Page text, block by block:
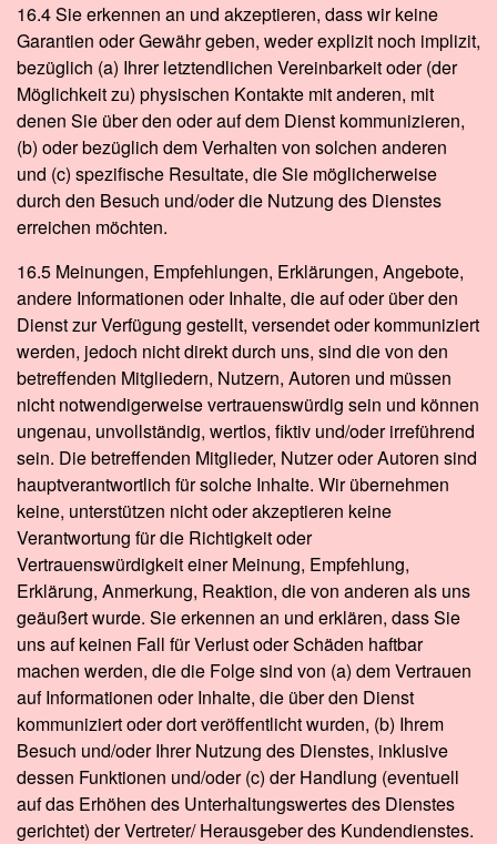
16.4 Sie erkennen an und akzeptieren, dass wir keine
Garantien oder Gewähr geben, weder explizit noch implizit,
bezüglich (a) Ihrer letztendlichen Vereinbarkeit oder (der
Möglichkeit zu) physischen Kontakte mit anderen, mit
denen Sie über den oder auf dem Dienst kommunizieren,
(b) oder bezüglich dem Verhalten von solchen anderen
und (c) spezifische Resultate, die Sie möglicherweise
durch den Besuch und/oder die Nutzung des Dienstes
erreichen möchten.
16.5 Meinungen, Empfehlungen, Erklärungen, Angebote,
andere Informationen oder Inhalte, die auf oder über den
Dienst zur Verfügung gestellt, versendet oder kommuniziert
werden, jedoch nicht direkt durch uns, sind die von den
betreffenden Mitgliedern, Nutzern, Autoren und müssen
nicht notwendigerweise vertrauenswürdig sein und können
ungenau, unvollständig, wertlos, fiktiv und/oder irreführend
sein. Die betreffenden Mitglieder, Nutzer oder Autoren sind
hauptverantwortlich für solche Inhalte. Wir übernehmen
keine, unterstützen nicht oder akzeptieren keine
Verantwortung für die Richtigkeit oder
Vertrauenswürdigkeit einer Meinung, Empfehlung,
Erklärung, Anmerkung, Reaktion, die von anderen als uns
geäußert wurde. Sie erkennen an und erklären, dass Sie
uns auf keinen Fall für Verlust oder Schäden haftbar
machen werden, die die Folge sind von (a) dem Vertrauen
auf Informationen oder Inhalte, die über den Dienst
kommuniziert oder dort veröffentlicht wurden, (b) Ihrem
Besuch und/oder Ihrer Nutzung des Dienstes, inklusive
dessen Funktionen und/oder (c) der Handlung (eventuell
auf das Erhöhen des Unterhaltungswertes des Dienstes
gerichtet) der Vertreter/ Herausgeber des Kundendienstes.